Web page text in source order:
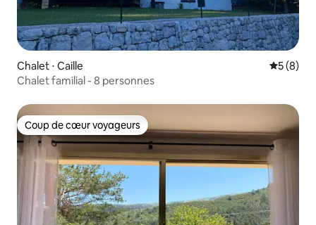
Chalet ⋅ Caille
5 (8)
Chalet familial - 8 personnes
Coup de cœur voyageurs
Coup de cœur voyageurs